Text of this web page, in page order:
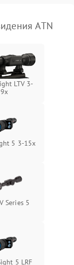
Подробнее →
Подробнее →
Подробнее →
ATN
LTV 3-
9x
5 3-15x
Series 5
5 LRF